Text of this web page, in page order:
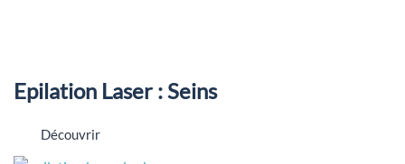
Epilation Laser : Seins
Découvrir